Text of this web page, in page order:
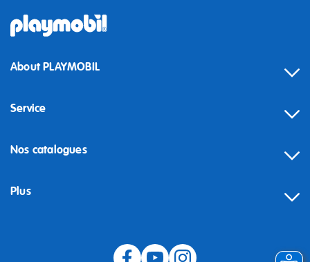
About PLAYMOBIL
Service
Nos catalogues
Plus